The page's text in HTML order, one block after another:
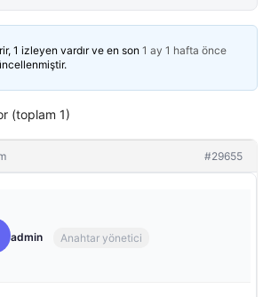
1 izleyen vardır ve en son 1 ay 1 hafta önce
(toplam 1)
#29655
admin Anahtar yönetici